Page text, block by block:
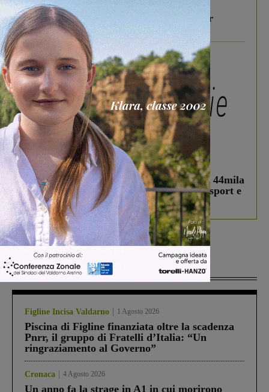
In vetrina 6 Agosto 2026
Gita di famiglia a Firenze: 5 idee per far
divertire i tuoi figli
In vetrina 3 Agosto 2026
Estra Notizie agosto: Smart Cities, oltre 44mila
studenti coinvolti, torna il bando per lo sport e
debutta il podcast Estrair
Più lette
Figline Incisa Valdarno 1 Agosto 2026
Piscina di Figline finanziata oltre la scadenza
Pnrr, il gruppo di Fratelli d’Italia: “Un
ringraziamento al Governo”
Cronaca 4 Agosto 2026
Un anno fa la strage in A1 in cui morirono